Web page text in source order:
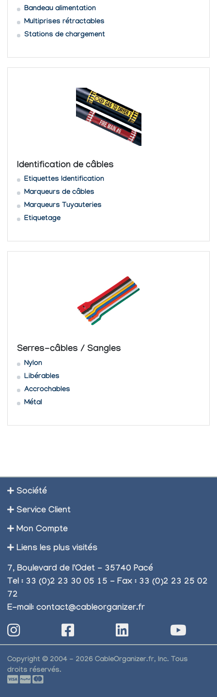
Bandeau alimentation
Multiprises rétractables
Stations de chargement
Identification de câbles
Etiquettes Identification
Marqueurs de câbles
Marqueurs Tuyauteries
Etiquetage
Serres-câbles / Sangles
Nylon
Libérables
Accrochables
Métal
Société
Service Client
Mon Compte
Liens les plus visités
7, Boulevard de l'Odet - 35740 Pacé
Tel : 33 (0)2 23 30 05 15 - Fax : 33 (0)2 23 25 02
72
E-mail: contact@cableorganizer.fr
Copyright © 2004 - 2026 CableOrganizer.fr, Inc. Tous
droits réservés.